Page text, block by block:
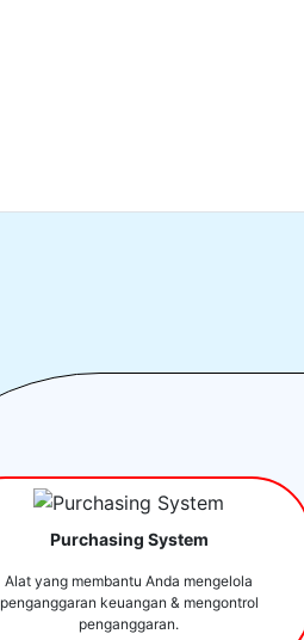
Purchasing System
Alat yang membantu Anda mengelola
penganggaran keuangan & mengontrol
penganggaran.